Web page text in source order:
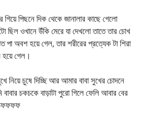
পিছনে দিক থেকে জানালার কাছে গেলো
ছিল ওখানে উঁকি মেরে যা দেখলো তাতে তার চোখ
পা অবশ হয়ে গেল, তার শরীরের প্রত্যেক টা শিরা
গেল।
নিয়ে চুষে দিচ্ছি আর আমার বাবা সুখের চোদনে
চকচকে বাড়াটা পুরো গিলে ফেলি আবার বের